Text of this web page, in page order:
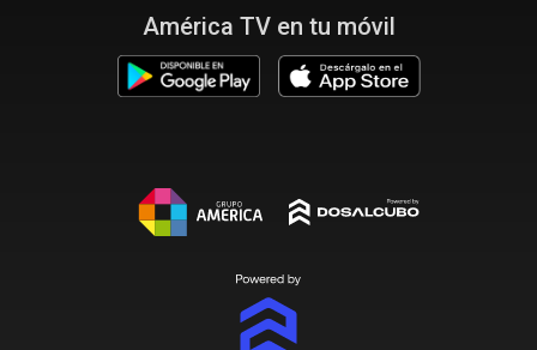
América TV en tu móvil